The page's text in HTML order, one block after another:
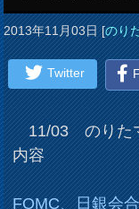
2013年11月03日[のり
Twitter
11/03 のりたマ
内容
FOMC、日銀会